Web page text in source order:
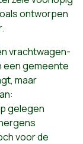
ontworpen
vrachtwagen-
een gemeente
maar
gelegen
voor de